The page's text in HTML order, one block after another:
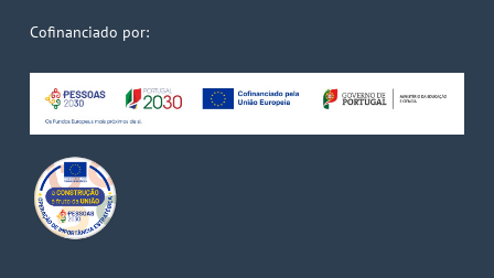
Cofinanciado por: